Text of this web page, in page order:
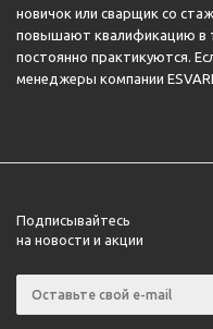
новичок или сварщик со
повышают квалификацию в
постоянно практикуются.
менеджеры компании
Подписывайтесь
на новости и акции